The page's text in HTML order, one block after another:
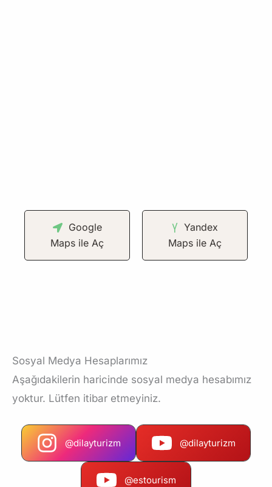
Google
Maps ile Aç
Yandex
Maps ile Aç
Sosyal Medya Hesaplarımız
Aşağıdakilerin haricinde sosyal medya hesabımız
yoktur. Lütfen itibar etmeyiniz.
@dilayturizm @dilayturizm
@estourism